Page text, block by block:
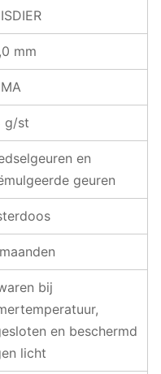
mm
g/st
en
geuren
bij
en beschermd
licht